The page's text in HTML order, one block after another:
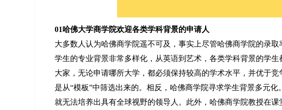
01哈佛大学商学院欢迎各类学科背景的申请人
大多数人认为哈佛商学院遥不可及，事实上尽管哈佛商学院的录
学生的专业背景非常多样化，从英语到艺术，各类学科背景的学
大家，无论申请哪所大学，都必须保持较高的学术水平，并优于
是从“模板”中筛选出来的。相反，哈佛商学院寻求学生背景多元
就无法培养出具有全球视野的领导人。此外，哈佛商学院教授在课